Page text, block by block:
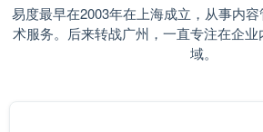
易度最早在2003年在上海成立，从事内
术服务。后来转战广州，一直专注在企
域。